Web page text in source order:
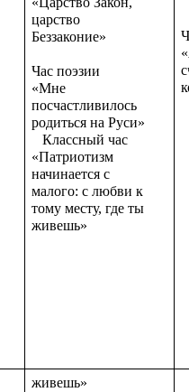
царство
Беззаконие»
Час поэзии
«Мне
посчастливилось
родиться на Руси»
Классный час
«Патриотизм
начинается с
малого: с любви к
тому месту, где ты
живешь»
живешь»